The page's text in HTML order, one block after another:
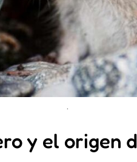
.
y el origen